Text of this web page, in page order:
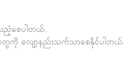
ညံ့စေပါတယ်.
ကို လျော့နည်းသက်သာစေနိုင်ပါတယ်.